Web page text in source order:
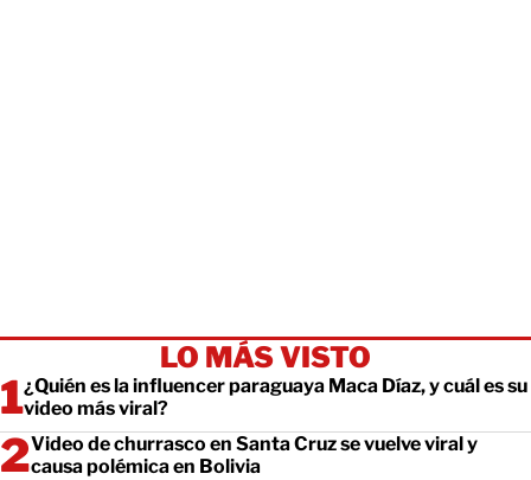
LO MÁS VISTO
¿Quién es la influencer paraguaya Maca Díaz, y cuál es su
video más viral?
Video de churrasco en Santa Cruz se vuelve viral y
causa polémica en Bolivia